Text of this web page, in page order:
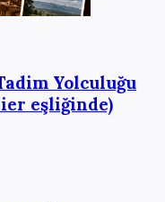
Yolculuğu
eşliğinde)